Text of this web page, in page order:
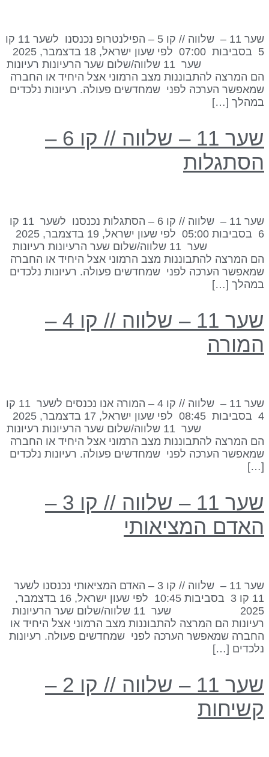
שער 11 – שלווה // קו 5 – הפילנטרופ נכנסנו לשער 11 קו
5 בסביבות 07:00 לפי שעון ישראל, 18 בדצמבר, 2025
שער 11 שלווה/שלום שער הרעיונות רעיונות
המרצה להתבוננות מצב הרמוני אצל היחיד או החברה
הערכה לפני שמחדשים פעולה. רעיונות נלכדים
[…]
שער 11 – שלווה // קו 6 –
שער 11 – שלווה // קו 6 – הסתגלות נכנסנו לשער 11 קו
6 בסביבות 05:00 לפי שעון ישראל, 19 בדצמבר, 2025
שער 11 שלווה/שלום שער הרעיונות רעיונות
המרצה להתבוננות מצב הרמוני אצל היחיד או החברה
הערכה לפני שמחדשים פעולה. רעיונות נלכדים
[…]
שער 11 – שלווה // קו 4 –
שער 11 – שלווה // קו 4 – המורה אנו נכנסים לשער 11 קו
4 בסביבות 08:45 לפי שעון ישראל, 17 בדצמבר, 2025
שער 11 שלווה/שלום שער הרעיונות רעיונות
המרצה להתבוננות מצב הרמוני אצל היחיד או החברה
הערכה לפני שמחדשים פעולה. רעיונות נלכדים
שער 11 – שלווה // קו 3 –
המציאותי
שער 11 – שלווה // קו 3 – האדם המציאותי נכנסנו לשער
11 קו 3 בסביבות 10:45 לפי שעון ישראל, 16 בדצמבר,
2025 שער 11 שלווה/שלום שער הרעיונות
הם המרצה להתבוננות מצב הרמוני אצל היחיד או
שמאפשר הערכה לפני שמחדשים פעולה. רעיונות
[…]
שער 11 – שלווה // קו 2 –